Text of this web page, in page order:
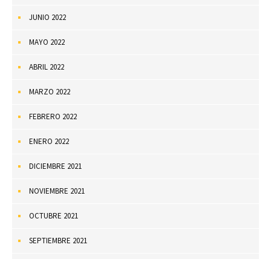
JUNIO 2022
MAYO 2022
ABRIL 2022
MARZO 2022
FEBRERO 2022
ENERO 2022
DICIEMBRE 2021
NOVIEMBRE 2021
OCTUBRE 2021
SEPTIEMBRE 2021